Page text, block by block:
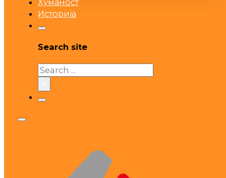
Историја
Search site
Search